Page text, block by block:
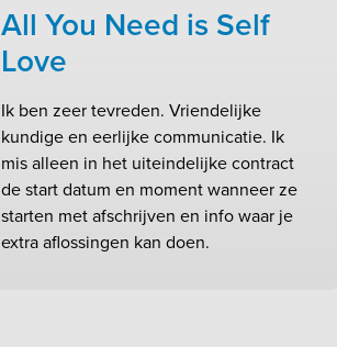
All You Need is Self
Love
Ik ben zeer tevreden. Vriendelijke
kundige en eerlijke communicatie. Ik
mis alleen in het uiteindelijke contract
de start datum en moment wanneer ze
starten met afschrijven en info waar je
extra aflossingen kan doen.